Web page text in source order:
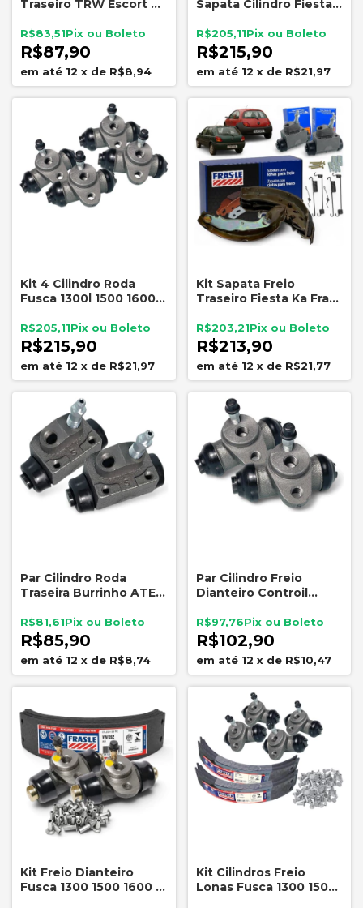
Traseiro TRW Escort Ka
R$87,90
R$83,51
12 x de R$8,94
Sapata Cilindro Fiesta
2007
R$215,90
R$205,11
12 x de R$21,97
Kit 4 Cilindro Roda
Fusca 1300l 1500 1600
R$215,90
R$205,11
12 x de R$21,97
Kit Sapata Freio
Traseiro Fiesta Ka Fras-
5516 Molas Ceccarelli
324
R$213,90
R$203,21
12 x de R$21,77
Par Cilindro Roda
Traseira Burrinho ATE
Fiesta Verona Apollo
Celta
R$85,90
R$81,61
12 x de R$8,74
Par Cilindro Freio
Dianteiro Controil
Ghia
R$102,90
R$97,76
12 x de R$10,47
Kit Freio Dianteiro
Fusca 1300 1500 1600 4
Kit Cilindros Freio
Lonas Fusca 1300 1500